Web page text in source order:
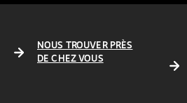
NOUS TROUVER PRÈS
DE CHEZ VOUS